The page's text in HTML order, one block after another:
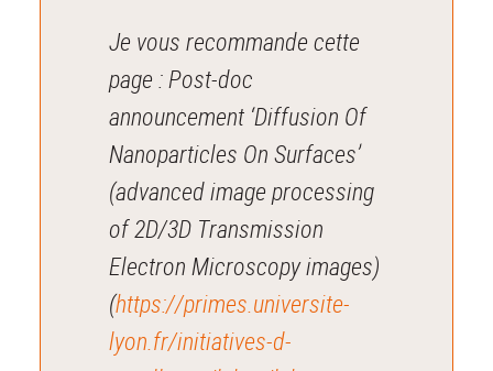
Je vous recommande cette
page : Post-doc
announcement ‘Diffusion Of
Nanoparticles On Surfaces’
(advanced image processing
of 2D/3D Transmission
Electron Microscopy images)
(https://primes.universite-
lyon.fr/initiatives-d-